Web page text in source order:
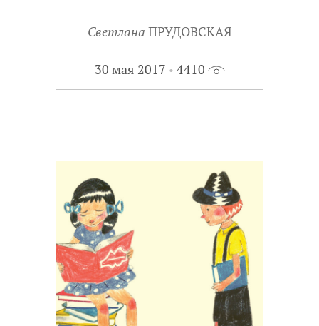
Светлана ПРУДОВСКАЯ
30 мая 2017 4410